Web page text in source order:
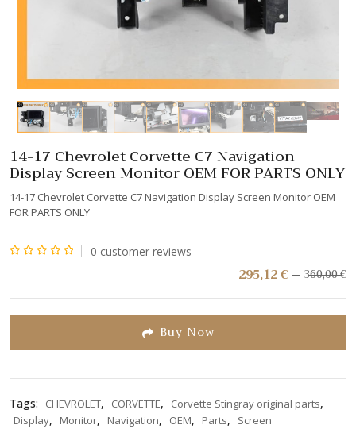
14-17 Chevrolet Corvette C7 Navigation
Display Screen Monitor OEM FOR PARTS ONLY
14-17 Chevrolet Corvette C7 Navigation Display Screen Monitor OEM
FOR PARTS ONLY
0 customer reviews
360,00€
295,12€
Buy Now
Tags: CHEVROLET, CORVETTE, Corvette Stingray original parts,
Display, Monitor, Navigation, OEM, Parts, Screen